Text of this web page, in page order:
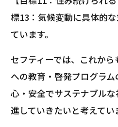
標13：気候変動に具体的
ています。
セフティーでは、これか
への教育・啓発プログラ
心・安全でサステナブル
進していきたいと考えてい